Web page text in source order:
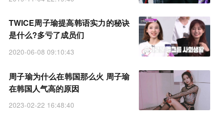
TWICE周子瑜提高韩语实力的秘诀
是什么?多亏了成员们
2020-06-08 09:10:43
周子瑜为什么在韩国那么火 周子瑜
在韩国人气高的原因
2023-02-22 16:48:40